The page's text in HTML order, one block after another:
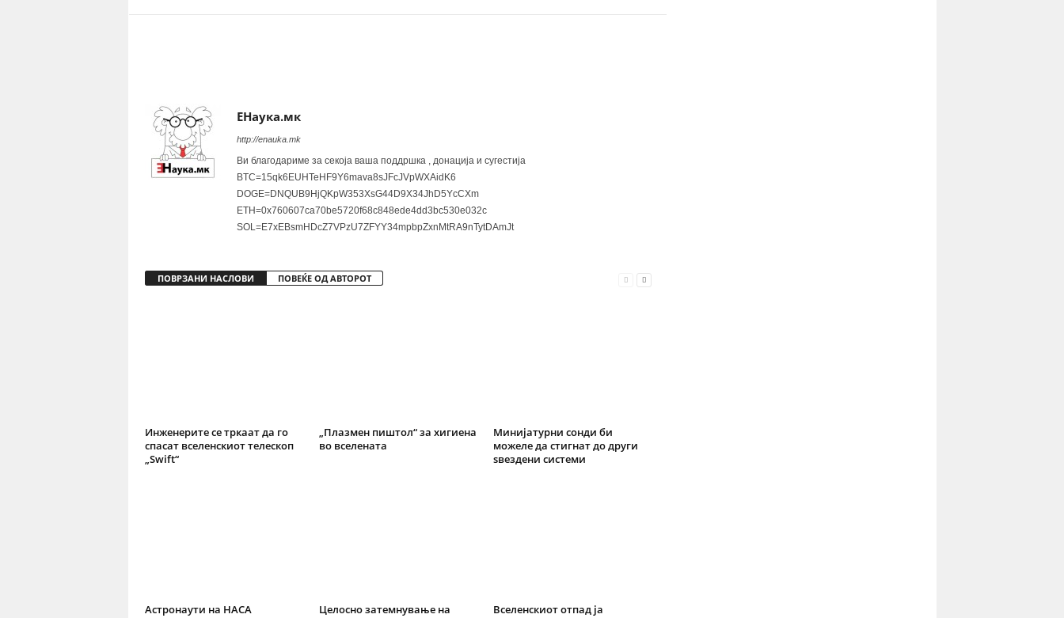
ЕНаука.мк
http://enauka.mk
Ви благодариме за секоја ваша поддршка , донација и сугестија
BTC=15qk6EUHTeHF9Y6mava8sJFcJVpWXAidK6
DOGE=DNQUB9HjQKpW353XsG44D9X34JhD5YcCXm
ETH=0x760607ca70be5720f68c848ede4dd3bc530e032c
SOL=E7xEBsmHDcZ7VPzU7ZFYY34mpbpZxnMtRA9nTytDAmJt
ПОВРЗАНИ НАСЛОВИ ПОВЕЌЕ ОД АВТОРОТ
Инженерите се тркаат да го
спасат вселенскиот телескоп
„Swift“
„Плазмен пиштол“ за хигиена
во вселената
Минијатурни сонди би
можеле да стигнат до други
ѕвездени системи
Астронаути на НАСА
Целосно затемнување на
Вселенскиот отпад ја